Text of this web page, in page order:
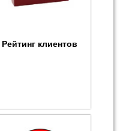
Рейтинг клиентов